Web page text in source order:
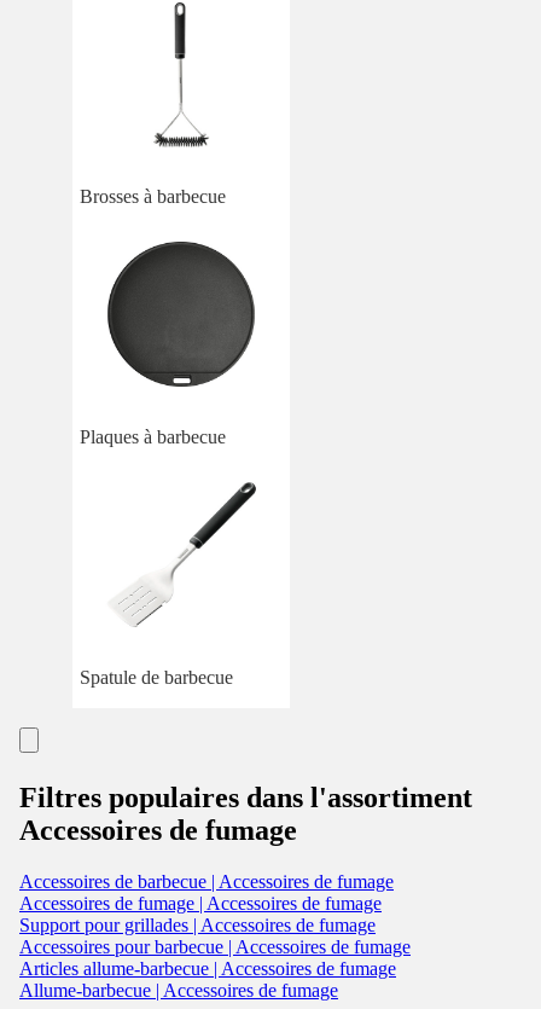
Brosses à barbecue
Plaques à barbecue
Spatule de barbecue
Filtres populaires dans l'assortiment
Accessoires de fumage
Accessoires de barbecue | Accessoires de fumage
Accessoires de fumage | Accessoires de fumage
Support pour grillades | Accessoires de fumage
Accessoires pour barbecue | Accessoires de fumage
Articles allume-barbecue | Accessoires de fumage
Allume-barbecue | Accessoires de fumage